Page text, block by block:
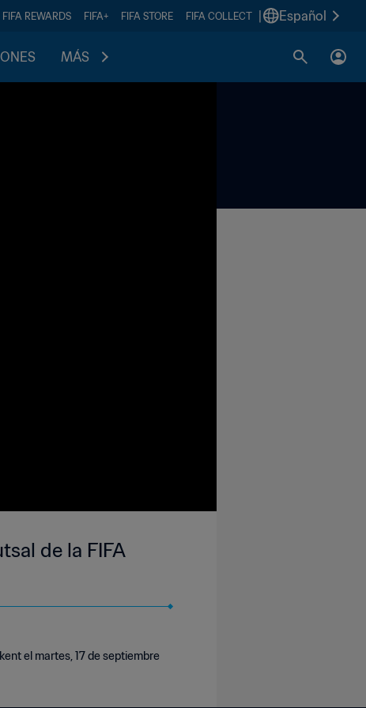
FIFA REWARDS FIFA+ FIFA STORE FIFA COLLECT Español
MÁS
de la FIFA
el martes, 17 de septiembre